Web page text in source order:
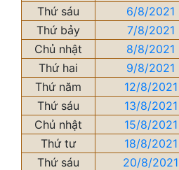
Thứ sáu
6/8/2021
Thứ bảy
7/8/2021
Chủ nhật
8/8/2021
Thứ hai
9/8/2021
Thứ năm
12/8/2021
Thứ sáu
13/8/2021
Chủ nhật
15/8/2021
Thứ tư
18/8/2021
Thứ sáu
20/8/2021